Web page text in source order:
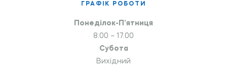
ГРАФІК РОБОТИ
Понеділок-П’ятниця
8.00 – 17.00
Субота
Вихідний